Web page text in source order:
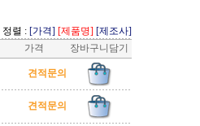
정렬 : [가격] [제품명] [제조사]
가격 장바구니담기
견적문의
견적문의